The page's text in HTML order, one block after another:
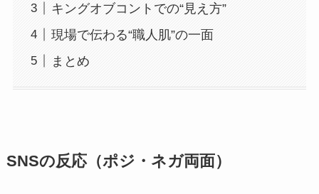
キングオブコントでの“見え方”
現場で伝わる“職人肌”の一面
まとめ
SNSの反応（ポジ・ネガ両面）